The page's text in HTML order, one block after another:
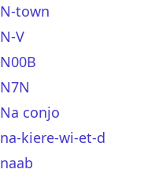
N-town
N-V
N00B
N7N
Na conjo
na-kiere-wi-et-d
naab